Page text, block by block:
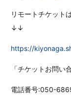
リモートチケット
↓↓
https://
「チケットお問い
電話番号:050-